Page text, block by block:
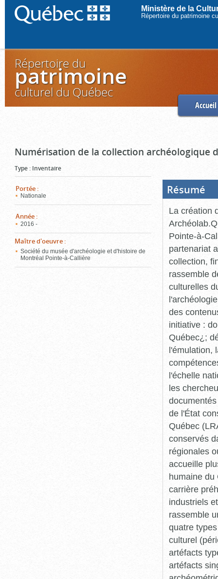
Ministère de la
Répertoire du patrimoine
Répertoire du
patrimoine
culturel du Québec
Accueil
Numérisation de la collection archéologique
Type : Inventaire
Portée :
Nationale
Année :
2016 -
Maître d'oeuvre :
Société du musée d'archéologie et d'histoire de
Montréal Pointe-à-Callière
Résumé
La création
Pointe-à-
partenariat
collection,
rassemble
culturelles
des
initiative :
Québec¿;
l'émulation,
l'échelle
les
de l'État
Québec
conservés
régionales
accueille
humaine du
carrière
industriels
rassemble
quatre
culturel
artéfacts
artéfacts